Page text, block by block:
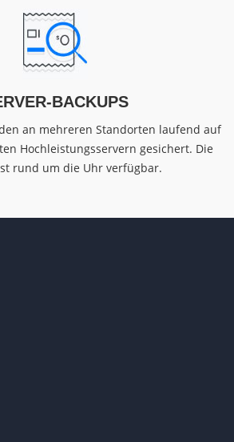
BACKUPS
an mehreren Standorten laufend auf
Hochleistungsservern gesichert. Die
rund um die Uhr verfügbar.